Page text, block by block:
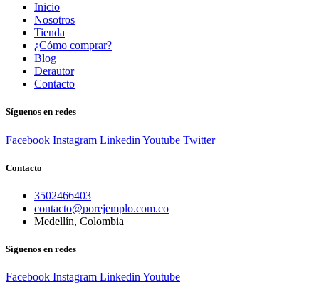
Inicio
Nosotros
Tienda
¿Cómo comprar?
Blog
Derautor
Contacto
Síguenos en redes
Facebook Instagram Linkedin Youtube Twitter
Contacto
3502466403
contacto@porejemplo.com.co
Medellín, Colombia
Síguenos en redes
Facebook Instagram Linkedin Youtube